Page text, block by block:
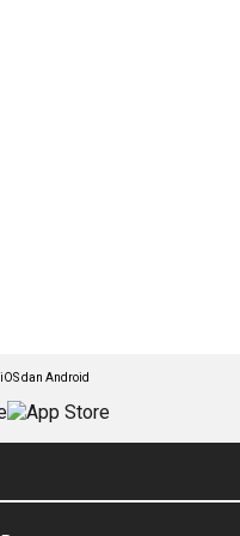
dan Android